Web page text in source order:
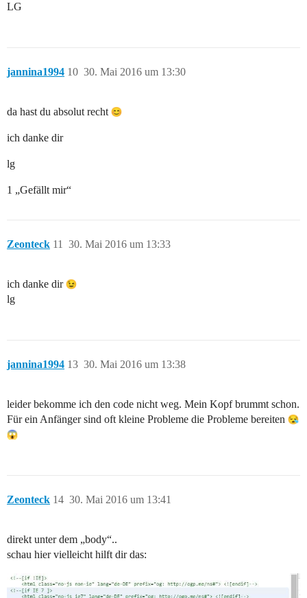
LG
jannina1994 30. Mai 2016 um 13:30
10
da hast du absolut recht
ich danke dir
lg
1 „Gefällt mir“
Zeonteck 30. Mai 2016 um 13:33
11
ich danke dir
lg
jannina1994 30. Mai 2016 um 13:38
13
leider bekomme ich den code nicht weg. Mein Kopf brummt schon.
Für ein Anfänger sind oft kleine Probleme die Probleme bereiten
Zeonteck 30. Mai 2016 um 13:41
14
direkt unter dem „body“..
schau hier vielleicht hilft dir das: